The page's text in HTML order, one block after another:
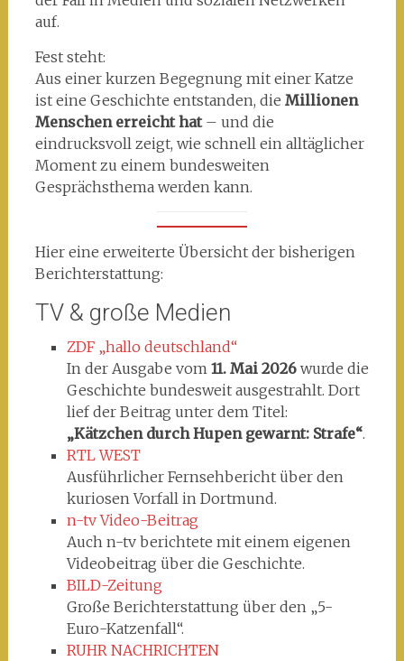
auf.
Fest steht:
Aus einer kurzen Begegnung mit einer Katze
ist eine Geschichte entstanden, die Millionen
Menschen erreicht hat– und die
eindrucksvoll zeigt, wie schnell ein alltäglicher
Moment zu einem bundesweiten
Gesprächsthema werden kann.
Hier eine erweiterte Übersicht der bisherigen
Berichterstattung:
TV & große Medien
ZDF „hallo deutschland“
In der Ausgabe vom 11. Mai 2026wurde die
Geschichte bundesweit ausgestrahlt. Dort
lief der Beitrag unter dem Titel:
„Kätzchen durch Hupen gewarnt: Strafe“.
RTL WEST
Ausführlicher Fernsehbericht über den
kuriosen Vorfall in Dortmund.
n-tv Video-Beitrag
Auch n-tv berichtete mit einem eigenen
Videobeitrag über die Geschichte.
BILD-Zeitung
Große Berichterstattung über den „5-
Euro-Katzenfall“.
RUHR NACHRICHTEN